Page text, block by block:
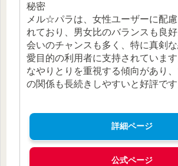
秘密
メル☆パラは、女性ユーザーに配
れており、男女比のバランスも良
会いのチャンスも多く、特に真剣
愛目的の利用者に支持されていま
なやりとりを重視する傾向があり
の関係も長続きしやすいと好評です
詳細ページ
公式ページ